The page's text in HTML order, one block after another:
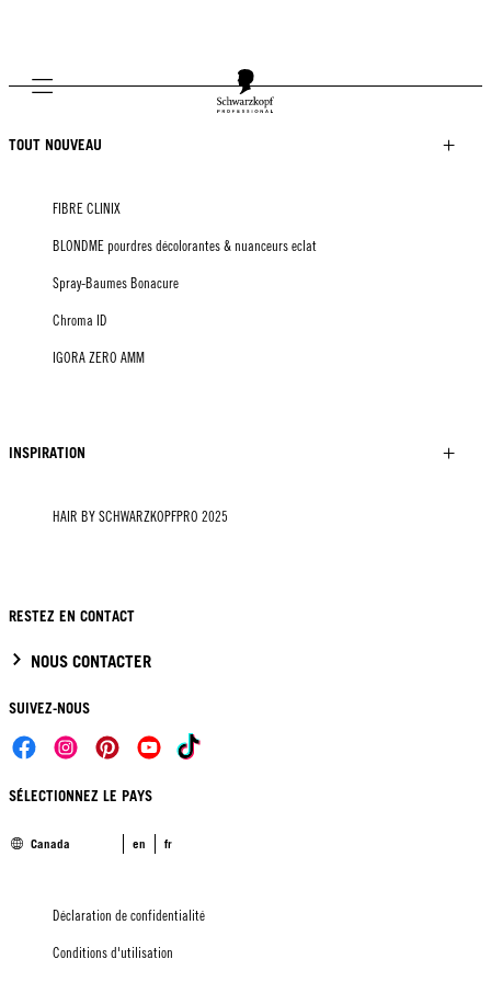
Mobile navigation
TOUT NOUVEAU
FIBRE CLINIX
BLONDME pourdres décolorantes & nuanceurs eclat
Spray-Baumes Bonacure
Chroma ID
IGORA ZERO AMM
INSPIRATION
HAIR BY SCHWARZKOPFPRO 2025
RESTEZ EN CONTACT
NOUS CONTACTER
SUIVEZ-NOUS
SÉLECTIONNEZ LE PAYS
Canada en fr
Déclaration de confidentialité
Conditions d'utilisation